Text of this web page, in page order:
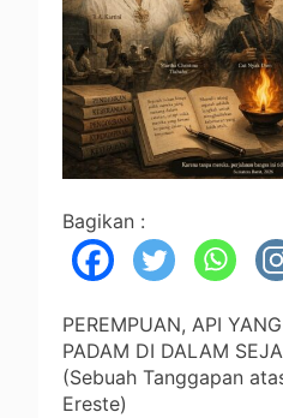
Bagikan :
PEREMPUAN, API
PADAM DI DALAM
(Sebuah Tanggapan
Ereste)